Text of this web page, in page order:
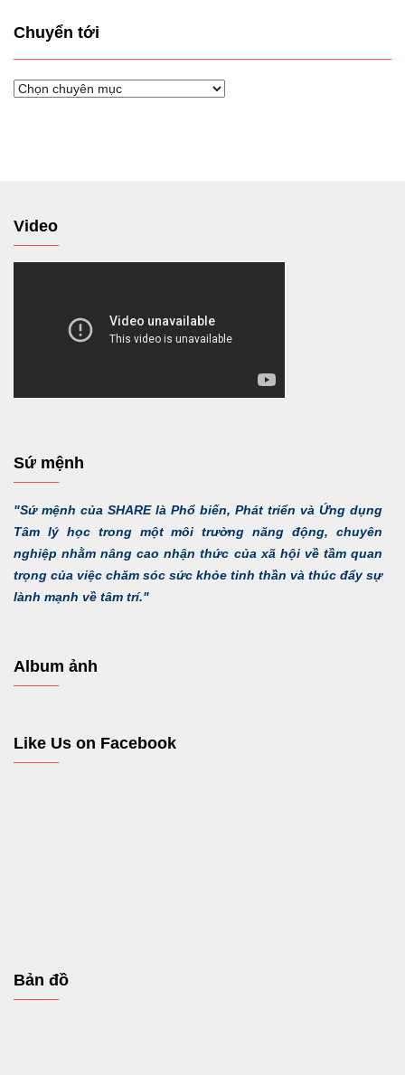
Chuyển tới
Chuyển
Video
Sứ mệnh
"Sứ mệnh của SHARE là Phổ biến, Phát triển và Ứng dụng
Tâm lý học trong một môi trường năng động, chuyên
nghiệp nhằm nâng cao nhận thức của xã hội về tầm quan
trọng của việc chăm sóc sức khỏe tinh thần và thúc đẩy sự
lành mạnh về tâm trí."
Album ảnh
Like Us on Facebook
Bản đồ